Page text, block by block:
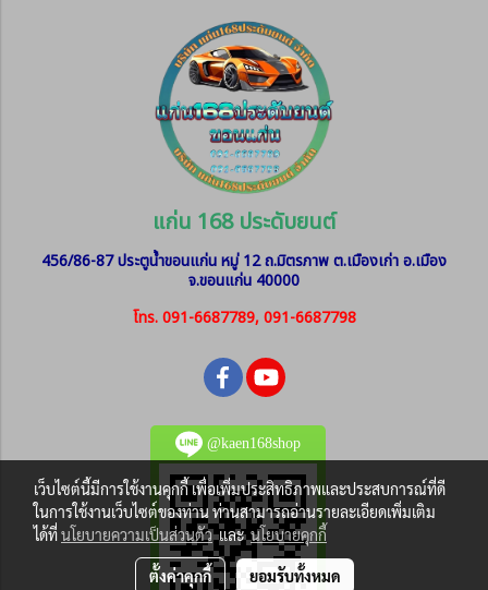
แก่น 168 ประดับยนต์
456/86-87 ประตูน้ำขอนแก่น หมู่ 12ถ.มิตรภาพ ต.เมืองเก่า อ.เมือง
จ.ขอนแก่น 40000
โทร. 091-6687789, 091-6687798
@kaen168shop
เว็บไซต์นี้มีการใช้งานคุกกี้ เพื่อเพิ่มประสิทธิภาพและประสบการณ์ที่ดี
ในการใช้งานเว็บไซต์ของท่าน ท่านสามารถอ่านรายละเอียดเพิ่มเติม
ได้ที่นโยบายความเป็นส่วนตัวและ นโยบายคุกกี้
ตั้งค่าคุกกี้ ยอมรับทั้งหมด